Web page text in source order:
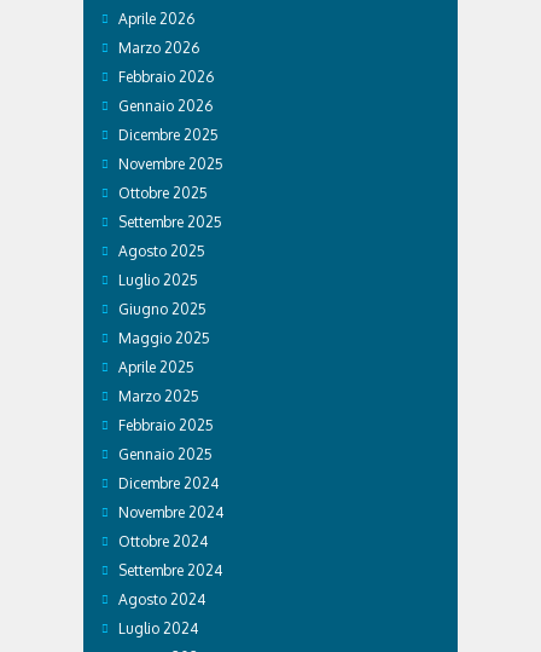
Aprile 2026
Marzo 2026
Febbraio 2026
Gennaio 2026
Dicembre 2025
Novembre 2025
Ottobre 2025
Settembre 2025
Agosto 2025
Luglio 2025
Giugno 2025
Maggio 2025
Aprile 2025
Marzo 2025
Febbraio 2025
Gennaio 2025
Dicembre 2024
Novembre 2024
Ottobre 2024
Settembre 2024
Agosto 2024
Luglio 2024